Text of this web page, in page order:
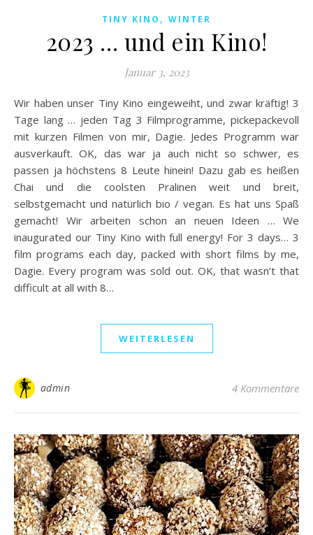
TINY KINO , WINTER
2023 … und ein Kino!
Januar 3, 2023
Wir haben unser Tiny Kino eingeweiht, und zwar kräftig! 3
Tage lang … jeden Tag 3 Filmprogramme, pickepackevoll
mit kurzen Filmen von mir, Dagie. Jedes Programm war
ausverkauft. OK, das war ja auch nicht so schwer, es
passen ja höchstens 8 Leute hinein! Dazu gab es heißen
Chai und die coolsten Pralinen weit und breit,
selbstgemacht und natürlich bio / vegan. Es hat uns Spaß
gemacht! Wir arbeiten schon an neuen Ideen … We
inaugurated our Tiny Kino with full energy! For 3 days… 3
film programs each day, packed with short films by me,
Dagie. Every program was sold out. OK, that wasn’t that
difficult at all with 8…
WEITERLESEN
admin 4 Kommentare